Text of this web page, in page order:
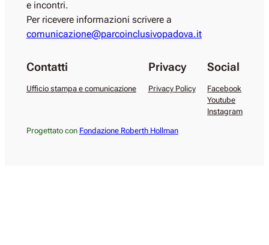
e incontri.
Per ricevere informazioni scrivere a
comunicazione@parcoinclusivopadova.it
Contatti
Ufficio stampa e comunicazione
Privacy
Privacy Policy
Social
Facebook
Youtube
Instagram
Progettato con Fondazione Roberth Hollman